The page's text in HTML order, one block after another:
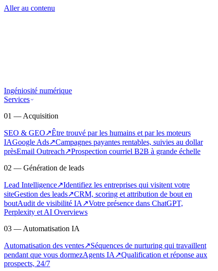
Aller au contenu
Ingéniosité numérique
Services
01 — Acquisition
SEO & GEO↗Être trouvé par les humains et par les moteurs
IAGoogle Ads↗Campagnes payantes rentables, suivies au dollar
prèsEmail Outreach↗Prospection courriel B2B à grande échelle
02 — Génération de leads
Lead Intelligence↗Identifiez les entreprises qui visitent votre
siteGestion des leads↗CRM, scoring et attribution de bout en
boutAudit de visibilité IA ↗Votre présence dans ChatGPT,
Perplexity et AI Overviews
03 — Automatisation IA
Automatisation des ventes↗Séquences de nurturing qui travaillent
pendant que vous dormezAgents IA ↗Qualification et réponse aux
prospects, 24/7